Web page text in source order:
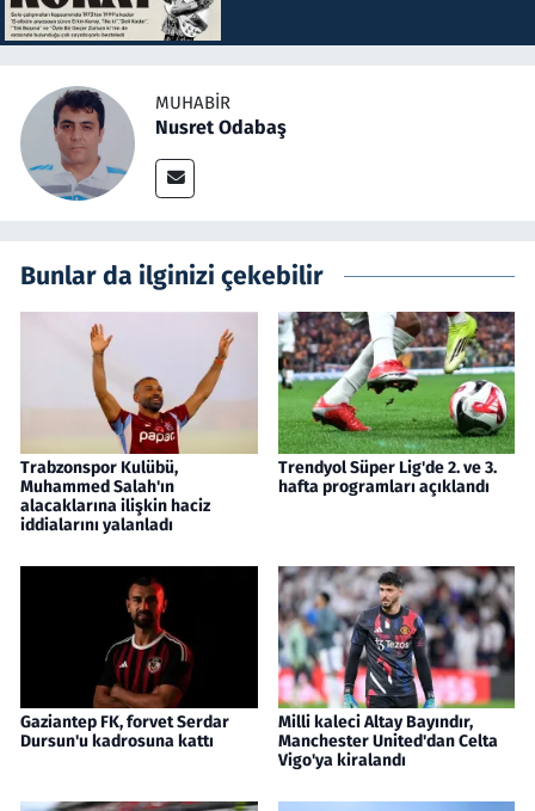
MUHABIR
Nusret Odabaş
Bunlar da ilginizi çekebilir
Trabzonspor Kulübü,
Muhammed Salah'ın
alacaklarına ilişkin haciz
iddialarını yalanladı
Trendyol Süper Lig'de 2. ve 3.
hafta programları açıklandı
Gaziantep FK, forvet Serdar
Dursun'u kadrosuna kattı
Milli kaleci Altay Bayındır,
Manchester United'dan Celta
Vigo'ya kiralandı